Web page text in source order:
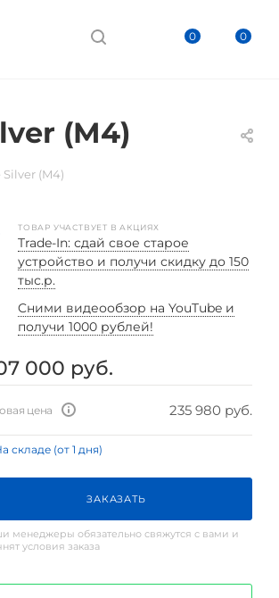
0 0
(M4)
(M4)
ТОВАР УЧАСТВУЕТ В АКЦИЯХ
Trade-In: сдай свое старое
устройство и получи скидку до 150
тыс.р.
Cними видеообзор на YouTube и
получи 1000 рублей!
000 руб.
цена 235 980 руб.
складе (от 1 дня)
ЗАКАЗАТЬ
менеджеры обязательно свяжутся с вами и
условия заказа